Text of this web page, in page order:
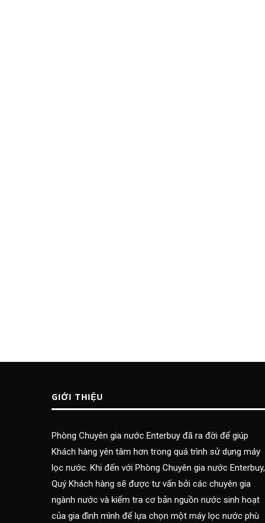
GIỚI THIỆU
Phòng Chuyên gia nước Enterbuy đã ra đời để giúp
Khách hàng yên tâm hơn trong quá trình sử dụng máy
lọc nước. Khi đến với Phòng Chuyên gia nước Enterbuy,
Quý Khách hàng sẽ được tư vấn bởi các chuyên gia
ngành nước và kiểm tra cơ bản nguồn nước sinh hoạt
của gia đình mình để lựa chọn một máy lọc nước phù